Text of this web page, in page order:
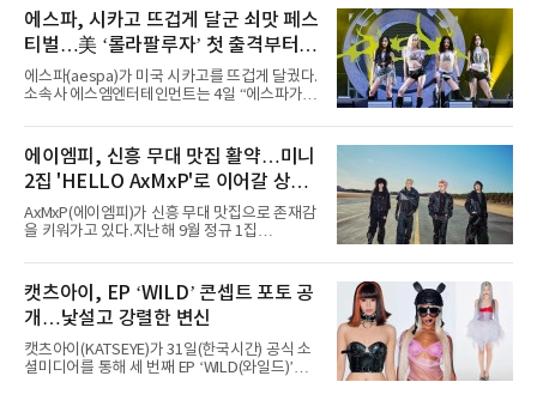
에스파, 시카고 뜨겁게 달군 쇠맛 페스
티벌…美 ‘롤라팔루자’ 첫 출격부터
증명한 존재감
에스파(aespa)가 미국 시카고를 뜨겁게 달궜다.
소속사 에스엠엔터테인먼트는 4일 “에스파가
서 열린 ‘롤라팔루자 시카고’(Lollapalooza
Chicago)의 알리안츠 스테이지에 올랐다”며
“총 14곡으로 구성된 세트리스트를 선사, 데뷔 7
년 차다운 노련한 무대 매너와 파워풀한 에너지
로 현장의 분위기를 압도했다”고 밝혔다.1991
년 시작된 ‘롤라팔루자’는 8개 스테이지, 170여
팀의 아티스트와 40만 명 이상의 관객이 운집하
코르티스 등 K팝 스타들이 출연진 명단에 이름
을 올렸다.이날 에스파는
에이엠피, 신흥 무대 맛집 활약…미니
2집 'HELLO AxMxP'로 이어갈 상승
세
AxMxP(에이엠피)가 신흥 무대 맛집으로 존재감
을 키워가고 있다.지난해 9월 정규 1집
AxMxP는 데뷔 전부터 버스킹과 각종 페스티벌,
공연 무대에 오르며 실전 경험을 쌓아왔다.이들
은 소속사 패밀리 콘서트를 비롯해 '뷰티풀 민트
라이프 2025', '2025 부산국제록페스티벌' 등 대
형 무대에 잇달아 출연해 당찬 에너지와 풋풋한
매력으로 음악팬들의 눈도장을 찍었다.이후
AxMxP는 '카운트다운 판타지 2025-2026',
캣츠아이, EP ‘WILD’ 콘셉트 포토 공
개…낯설고 강렬한 변신
캣츠아이(KATSEYE)가 31일(한국시간) 공식 소
셜미디어를 통해 세 번째 EP ‘WILD(와일드)’의